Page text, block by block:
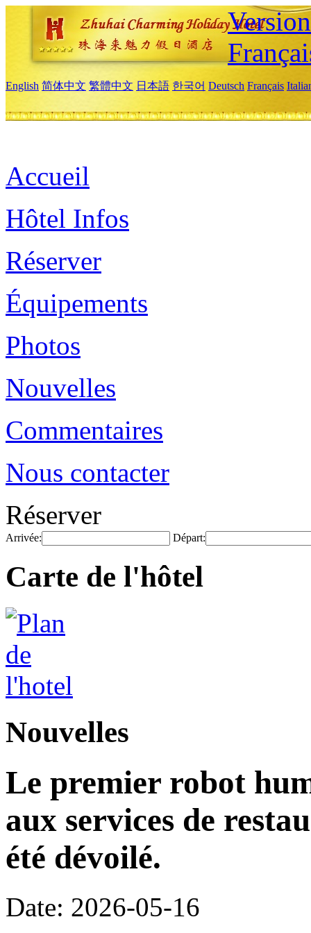
English 简体中文 繁體中文 日本語 한국어 Deutsch Français
Accueil
Hôtel Infos
Réserver
Équipements
Photos
Nouvelles
Commentaires
Nous contacter
Réserver
Arrivée: Départ:
Carte de l'hôtel
Nouvelles
Le premier robot
aux services de
été dévoilé.
Date: 2026-05-16